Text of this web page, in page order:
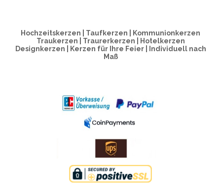
Hochzeitskerzen | Taufkerzen | Kommunionkerzen
Traukerzen | Traurerkerzen | Hotelkerzen
Designkerzen | Kerzen für Ihre Feier | Individuell nach
Maß